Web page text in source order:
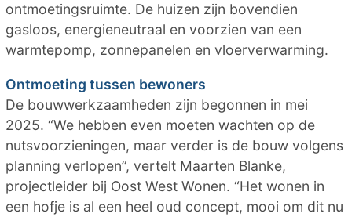
ontmoetingsruimte. De huizen zijn bovendien
gasloos, energieneutraal en voorzien van een
warmtepomp, zonnepanelen en vloerverwarming.
Ontmoeting tussen bewoners
De bouwwerkzaamheden zijn begonnen in mei
2025. “We hebben even moeten wachten op de
nutsvoorzieningen, maar verder is de bouw volgens
planning verlopen”, vertelt Maarten Blanke,
projectleider bij Oost West Wonen. “Het wonen in
een hofje is al een heel oud concept, mooi om dit nu